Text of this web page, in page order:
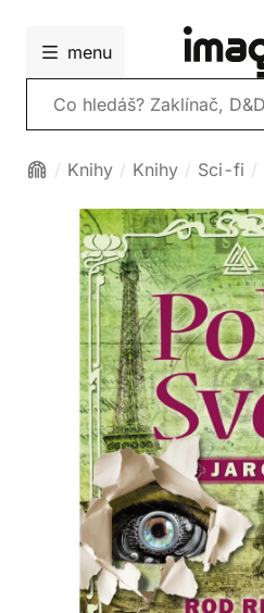
menu
Vyhledávání
Knihy Knihy Sci-fi